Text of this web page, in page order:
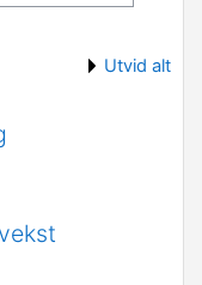
Utvid alt